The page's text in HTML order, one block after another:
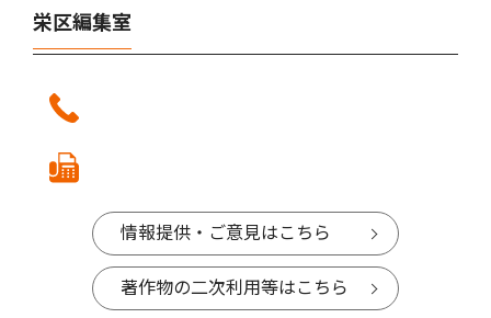
栄区編集室
情報提供・ご意見はこちら
著作物の二次利用等はこちら